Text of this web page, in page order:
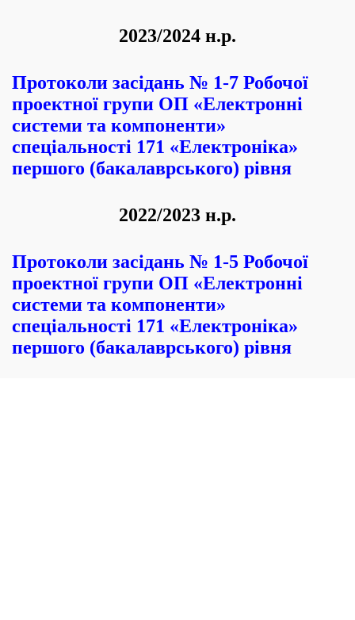
2023/2024 н.р.
Протоколи засідань № 1-7 Робочої
проектної групи ОП «Електронні
системи та компоненти»
спеціальності 171 «Електроніка»
першого (бакалаврського) рівня
2022/2023 н.р.
Протоколи засідань № 1-5 Робочої
проектної групи ОП «Електронні
системи та компоненти»
спеціальності 171 «Електроніка»
першого (бакалаврського) рівня